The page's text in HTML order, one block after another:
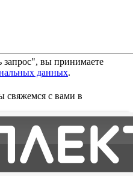
вы принимаете
данных.
свяжемся с вами в